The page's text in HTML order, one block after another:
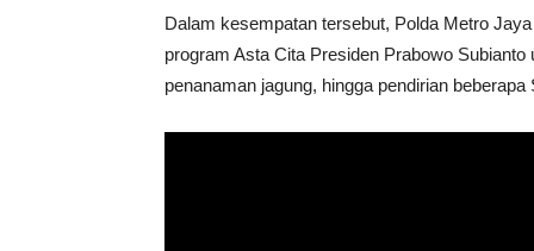
Dalam kesempatan tersebut, Polda Metro
program Asta Cita Presiden Prabowo
penanaman jagung, hingga pendirian